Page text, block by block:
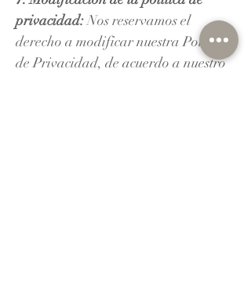
privacidad:Nos reservamos el
derecho a modificar nuestra Política
de Privacidad, de acuerdo a nuestro